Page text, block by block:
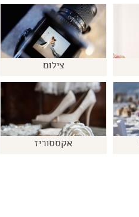
צילום
אקססוריז